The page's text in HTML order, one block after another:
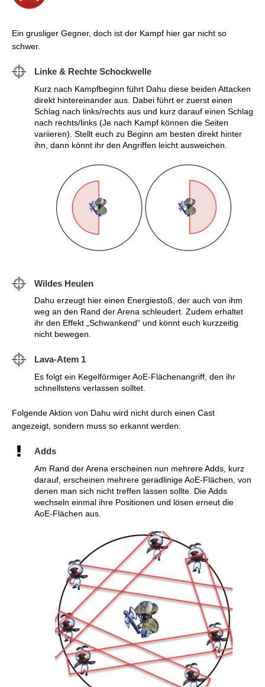
Ein grusliger Gegner, doch ist der Kampf hier gar nicht so
schwer.
Linke & Rechte Schockwelle
Kurz nach Kampfbeginn führt Dahu diese beiden Attacken
direkt hintereinander aus. Dabei führt er zuerst einen
Schlag nach links/rechts aus und kurz darauf einen Schlag
nach rechts/links (Je nach Kampf können die Seiten
variieren). Stellt euch zu Beginn am besten direkt hinter
ihn, dann könnt ihr den Angriffen leicht ausweichen.
Wildes Heulen
Dahu erzeugt hier einen Energiestoß, der auch von ihm
weg an den Rand der Arena schleudert. Zudem erhaltet
ihr den Effekt „Schwankend“ und könnt euch kurzzeitig
nicht bewegen.
Lava-Atem 1
Es folgt ein Kegelförmiger AoE-Flächenangriff, den ihr
schnellstens verlassen solltet.
Folgende Aktion von Dahu wird nicht durch einen Cast
angezeigt, sondern muss so erkannt werden:
Adds
Am Rand der Arena erscheinen nun mehrere Adds, kurz
darauf, erscheinen mehrere geradlinige AoE-Flächen, von
denen man sich nicht treffen lassen sollte. Die Adds
wechseln einmal ihre Positionen und lösen erneut die
AoE-Flächen aus.